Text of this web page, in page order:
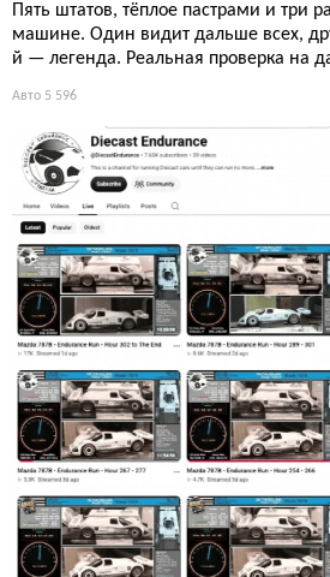
Пять штатов, тёплое пастрами и три
машине. Один видит дальше всех,
й — легенда. Реальная проверка на
Авто 5 596